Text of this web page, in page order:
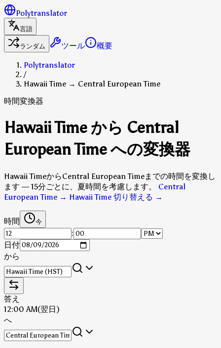
Polytranslator
言語
ランダム ツール 概要
Polytranslator
/
Hawaii Time → Central European Time
時間変換器
Hawaii Time から Central
European Time への変換器
Hawaii TimeからCentral European Timeまでの時間を変換し
ます — 15分ごとに、夏時間を考慮します。
Central
European Time → Hawaii Time 切り替える →
時間 今
:
日付
から
答え
12:00 AM(翌日)
へ